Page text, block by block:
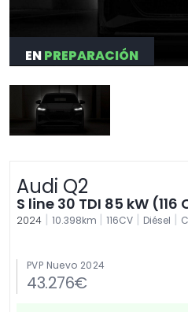
ENPREPARACIÓN
Audi Q2
S line 30 TDI 85 kW (116
2024 | 10.398km | 116CV | Diésel |
PVP Nuevo 2024
43.276€